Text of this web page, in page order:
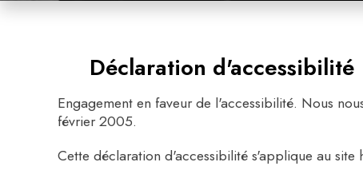
Déclaration d'accessibilité
Engagement en faveur de l'accessibilité. Nous
février 2005.
Cette déclaration d'accessibilité s'applique au